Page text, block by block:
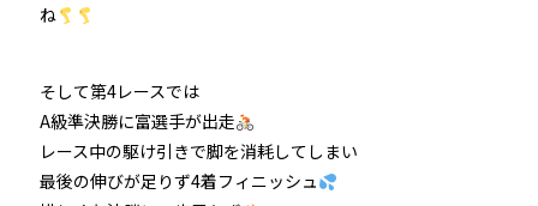
ね
そして第4レースでは
A級準決勝に富選手が出走
レース中の駆け引きで脚を消耗してしまい
最後の伸びが足りず4着フィニッシュ